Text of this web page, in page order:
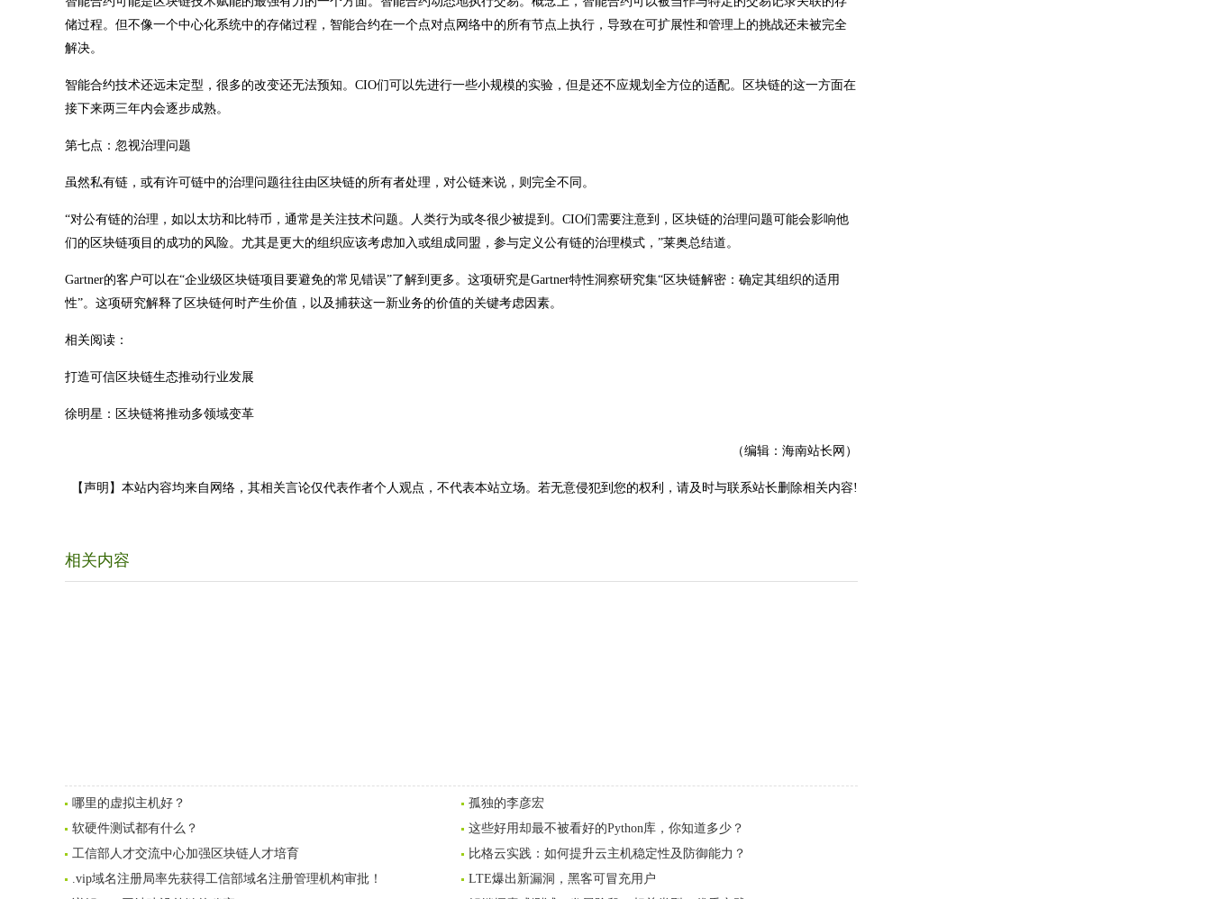
储过程。但不像一个中心化系统中的存储过程，智能合约在一个点对点网络中的所有节点上执行，导致在可扩展性和管理上的挑战还未被完全
解决。
智能合约技术还远未定型，很多的改变还无法预知。CIO们可以先进行一些小规模的实验，但是还不应规划全方位的适配。区块链的这一方面在
接下来两三年内会逐步成熟。
第七点：忽视治理问题
虽然私有链，或有许可链中的治理问题往往由区块链的所有者处理，对公链来说，则完全不同。
“对公有链的治理，如以太坊和比特币，通常是关注技术问题。人类行为或冬很少被提到。CIO们需要注意到，区块链的治理问题可能会影响他
们的区块链项目的成功的风险。尤其是更大的组织应该考虑加入或组成同盟，参与定义公有链的治理模式，”莱奥总结道。
Gartner的客户可以在“企业级区块链项目要避免的常见错误”了解到更多。这项研究是Gartner特性洞察研究集“区块链解密：确定其组织的适用
性”。这项研究解释了区块链何时产生价值，以及捕获这一新业务的价值的关键考虑因素。
相关阅读：
打造可信区块链生态推动行业发展
徐明星：区块链将推动多领域变革
（编辑：海南站长网）
【声明】本站内容均来自网络，其相关言论仅代表作者个人观点，不代表本站立场。若无意侵犯到您的权利，请及时与联系站长删除相关内容!
相关内容
哪里的虚拟主机好？
孤独的李彦宏
软硬件测试都有什么？
这些好用却最不被看好的Python库，你知道多少？
工信部人才交流中心加强区块链人才培育
比格云实践：如何提升云主机稳定性及防御能力？
.vip域名注册局率先获得工信部域名注册管理机构审批！
LTE爆出新漏洞，黑客可冒充用户